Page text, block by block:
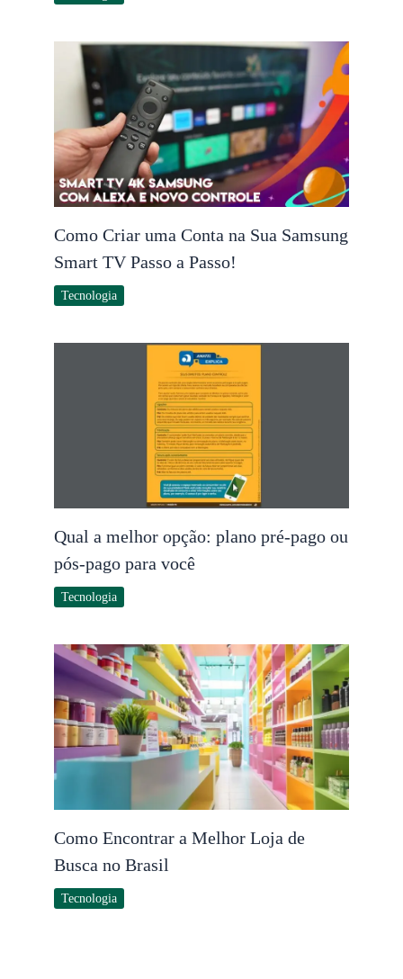
Como Criar uma Conta na Sua Samsung
Smart TV Passo a Passo!
Tecnologia
Qual a melhor opção: plano pré-pago ou
pós-pago para você
Tecnologia
Como Encontrar a Melhor Loja de
Busca no Brasil
Tecnologia